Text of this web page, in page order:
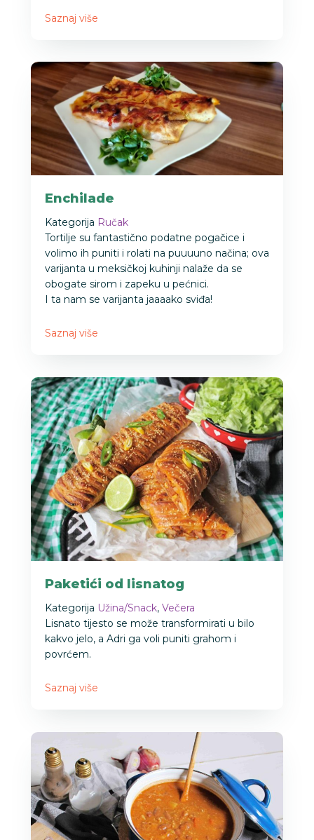
Saznaj više
Enchilade
Kategorija Ručak
Tortilje su fantastično podatne pogačice i
volimo ih puniti i rolati na puuuuno načina; ova
varijanta u meksičkoj kuhinji nalaže da se
obogate sirom i zapeku u pećnici.
I ta nam se varijanta jaaaako sviđa!
Saznaj više
Paketići od lisnatog
Kategorija Užina/Snack, Večera
Lisnato tijesto se može transformirati u bilo
kakvo jelo, a Adri ga voli puniti grahom i
povrćem.
Saznaj više